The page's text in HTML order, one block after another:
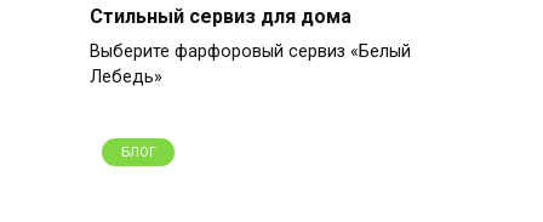
Стильный сервиз для дома
Выберите фарфоровый сервиз «Белый
Лебедь»
БЛОГ